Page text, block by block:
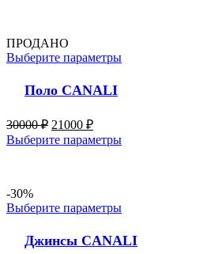
ПРОДАНО
Выберите параметры
Поло CANALI
30000₽ 21000 ₽
Выберите параметры
-30%
Выберите параметры
Джинсы CANALI